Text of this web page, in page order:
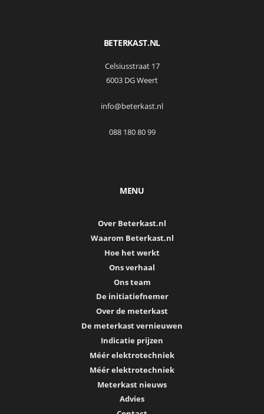
BETERKAST.NL
Celsiusstraat 17
6003 DG Weert
info@beterkast.nl
088 180 80 99
MENU
Over Beterkast.nl
Waarom Beterkast.nl
Hoe het werkt
Ons verhaal
Ons team
De initiatiefnemer
Over de meterkast
De meterkast vernieuwen
Indicatie prijzen
Méér elektrotechniek
Méér elektrotechniek
Meterkast nieuws
Advies